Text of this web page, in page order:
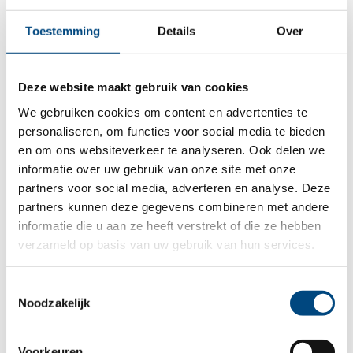
Toestemming Details Over
Deze website maakt gebruik van cookies
We gebruiken cookies om content en advertenties te
personaliseren, om functies voor social media te bieden
en om ons websiteverkeer te analyseren. Ook delen we
informatie over uw gebruik van onze site met onze
partners voor social media, adverteren en analyse. Deze
partners kunnen deze gegevens combineren met andere
informatie die u aan ze heeft verstrekt of die ze hebben
verzameld op basis van uw gebruik van hun services.
Noodzakelijk
17 oktober 2022
Kippenvel bij de voordracht van
Brian, Amy en Anne